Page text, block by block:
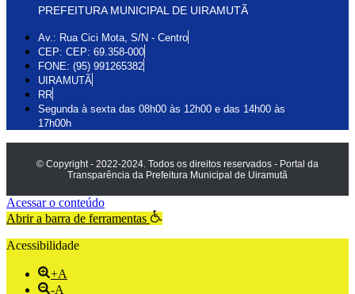
PREFEITURA MUNICIPAL DE UIRAMUTÃ
Av.: Rua Cici Mota, S/N - Centro
CEP: CEP: 69.358-000
FONE: (95) 991265382
UIRAMUTÃ
RR
Segunda à sexta das 08h00 às 12h00 e das 14h00 às
17h00h
© Copyright - 2022-2024. Todos os direitos reservados - Portal da
Transparência da Prefeitura Municipal de Uiramutã
Acessar o conteúdo
Abrir a barra de ferramentas
Acessibilidade
+A
-A